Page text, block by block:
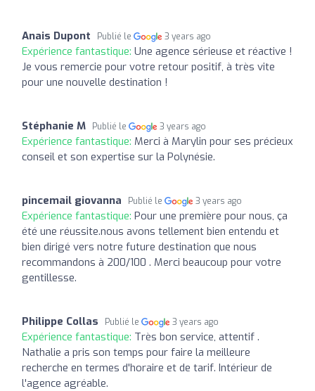
Anais Dupont Publié le 3 years ago
Expérience fantastique: Une agence sérieuse et réactive !
Je vous remercie pour votre retour positif, à très vite
pour une nouvelle destination !
Stéphanie M Publié le 3 years ago
Expérience fantastique: Merci à Marylin pour ses précieux
conseil et son expertise sur la Polynésie.
pincemail giovanna Publié le 3 years ago
Expérience fantastique: Pour une première pour nous, ça
été une réussite.nous avons tellement bien entendu et
bien dirigé vers notre future destination que nous
recommandons à 200/100 . Merci beaucoup pour votre
gentillesse.
Philippe Collas Publié le 3 years ago
Expérience fantastique: Très bon service, attentif .
Nathalie a pris son temps pour faire la meilleure
recherche en termes d'horaire et de tarif. Intérieur de
l'agence agréable.